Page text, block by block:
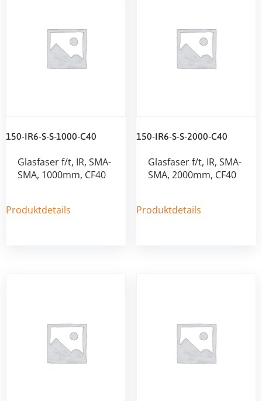
150-IR6-S-S-1000-C40
Glasfaser f/t, IR, SMA-
SMA, 1000mm, CF40
Produktdetails
150-IR6-S-S-2000-C40
Glasfaser f/t, IR, SMA-
SMA, 2000mm, CF40
Produktdetails